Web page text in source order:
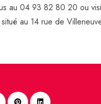
au 04 93 82 80 20 ou
situé au 14 rue de